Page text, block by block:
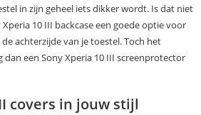
in zijn geheel iets dikker wordt. Is dat niet
10 III backcase een goede optie voor
achterzijde van je toestel. Toch het
dan een Sony Xperia 10 III screenprotector
covers in jouw stijl